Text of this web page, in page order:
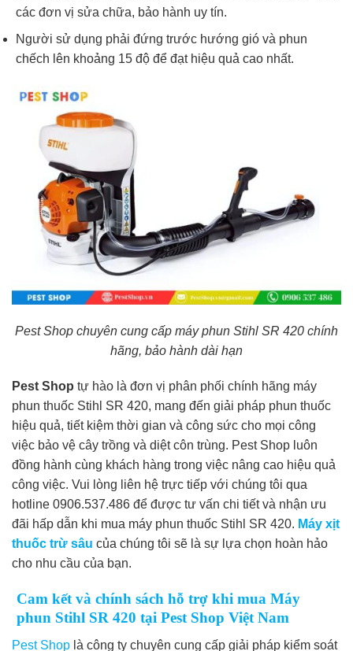
các đơn vị sửa chữa, bảo hành uy tín.
Người sử dụng phải đứng trước hướng gió và phun
chếch lên khoảng 15 độ để đạt hiệu quả cao nhất.
Pest Shop chuyên cung cấp máy phun Stihl SR 420 chính
hãng, bảo hành dài hạn
Pest Shop tự hào là đơn vị phân phối chính hãng máy
phun thuốc Stihl SR 420, mang đến giải pháp phun thuốc
hiệu quả, tiết kiệm thời gian và công sức cho mọi công
việc bảo vệ cây trồng và diệt côn trùng. Pest Shop luôn
đồng hành cùng khách hàng trong việc nâng cao hiệu quả
công việc. Vui lòng liên hệ trực tiếp với chúng tôi qua
hotline 0906.537.486 để được tư vấn chi tiết và nhận ưu
đãi hấp dẫn khi mua máy phun thuốc Stihl SR 420. Máy xịt
thuốc trừ sâu của chúng tôi sẽ là sự lựa chọn hoàn hảo
cho nhu cầu của bạn.
Cam kết và chính sách hỗ trợ khi mua Máy
phun Stihl SR 420 tại Pest Shop Việt Nam
Pest Shop là công ty chuyên cung cấp giải pháp kiểm soát